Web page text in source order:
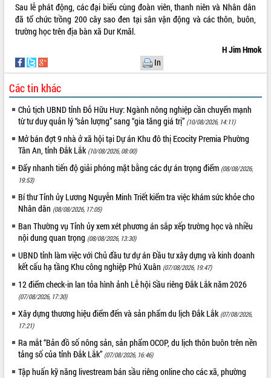
THỐNG KÊ TRUY CẬP
Hôm nay: 27947
Tất cả: 66141061
Sau lễ phát động, các đại biểu cùng đoàn viên, thanh niên và Nhân dân
đã tổ chức trồng 200 cây sao đen tại sân vận động và các thôn, buôn,
trường học trên địa bàn xã Dur Kmăl.
H Jim Hmok
In
Các tin khác
Chủ tịch UBND tỉnh Đỗ Hữu Huy: Ngành nông nghiệp cần chuyển mạnh
từ tư duy quản lý “sản lượng” sang “gia tăng giá trị” (10/08/2026, 14:11)
Mở bán đợt 9 nhà ở xã hội tại Dự án Khu đô thị Ecocity Premia Phường
Tân An, tỉnh Đắk Lắk (10/08/2026, 08:00)
Đẩy nhanh tiến độ giải phóng mặt bằng các dự án trọng điểm (08/08/2026,
19:53)
Bí thư Tỉnh ủy Lương Nguyễn Minh Triết kiểm tra việc khám sức khỏe cho
Nhân dân (08/08/2026, 17:05)
Ban Thường vụ Tỉnh ủy xem xét phương án sắp xếp trường học và nhiều
nội dung quan trọng (08/08/2026, 13:30)
UBND tỉnh làm việc với Chủ đầu tư dự án Đầu tư xây dựng và kinh doanh
kết cấu hạ tầng Khu công nghiệp Phú Xuân (07/08/2026, 19:47)
12 điểm check-in lan tỏa hình ảnh Lễ hội Sầu riêng Đắk Lắk năm 2026
(07/08/2026, 17:30)
Xây dựng thương hiệu điểm đến và sản phẩm du lịch Đắk Lắk (07/08/2026,
17:21)
Ra mắt “Bản đồ số nông sản, sản phẩm OCOP, du lịch thôn buôn trên nền
tảng số của tỉnh Đắk Lắk” (07/08/2026, 16:46)
Tập huấn kỹ năng livestream bán sầu riêng online cho các xã, phường